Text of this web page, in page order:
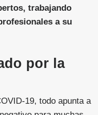
trabajando
a su
por la
19, todo apunta a